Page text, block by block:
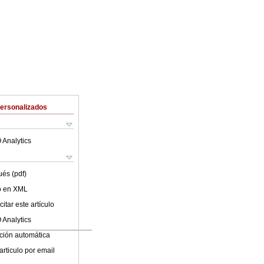
Analytics
(pdf)
en XML
este artículo
Analytics
automática
por email